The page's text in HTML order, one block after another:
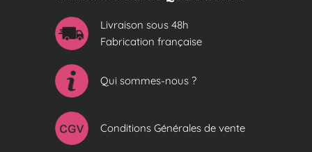
Livraison sous 48h
Fabrication française
Qui sommes-nous ?
Conditions Générales de vente